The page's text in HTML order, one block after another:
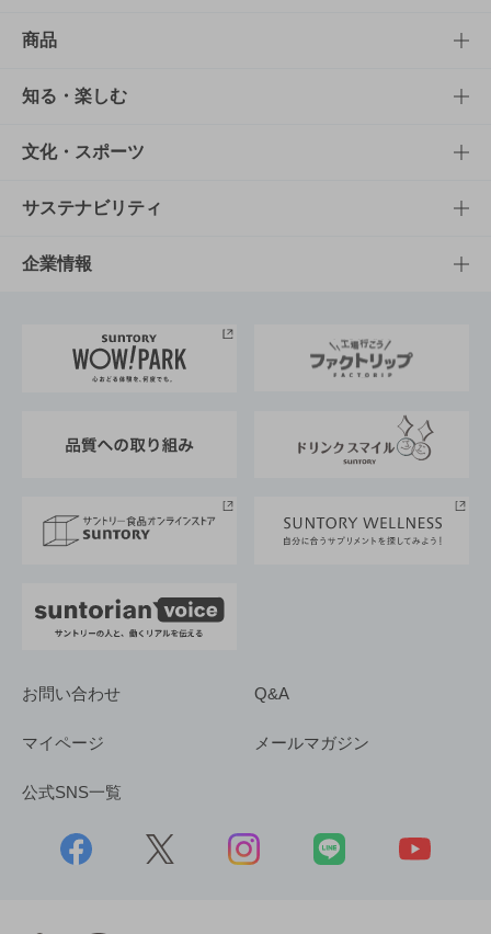
商品
商品TOP
商品一覧
商品発売情報
栄養成分一覧
知る・楽しむ
知る・楽しむTOP
キャンペーン
工場見学
地域情報
文化・スポーツ
文化・スポーツTOP
サントリーホール
サントリーサンバーズ大阪
サステナビリティ
サステナビリティTOP
サントリーが考えるサステナビリティ経営
企業情報
企業概要
採用情報
お問い合わせ Q&A
マイページ メールマガジン
公式SNS一覧